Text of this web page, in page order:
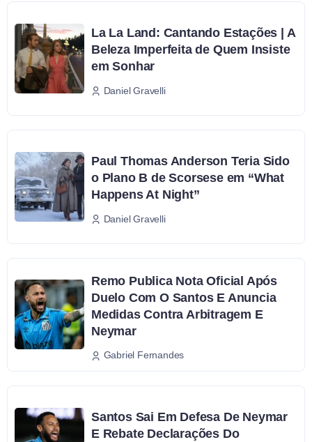
La La Land: Cantando Estações | A
Beleza Imperfeita de Quem Insiste
em Sonhar
Daniel Gravelli
Paul Thomas Anderson Teria Sido
o Plano B de Scorsese em “What
Happens At Night”
Daniel Gravelli
Remo Publica Nota Oficial Após
Duelo Com O Santos E Anuncia
Medidas Contra Arbitragem E
Neymar
Gabriel Fernandes
Santos Sai Em Defesa De Neymar
E Rebate Declarações Do